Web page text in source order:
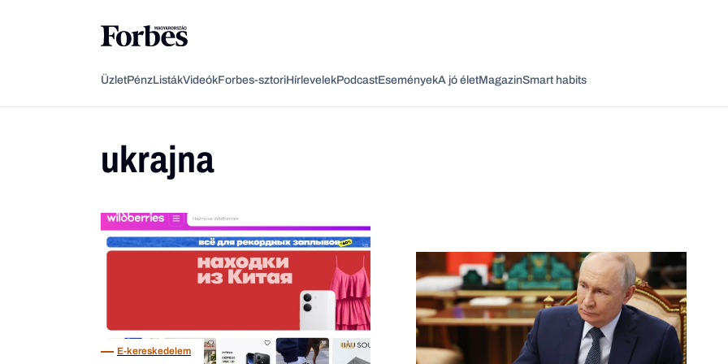
Vagy fedezze fel a következő témákat
Üzlet Pénz Zöld Legyél jobb!
ÜzletPénzListákVideókForbes-sztoriHírlevelekPodcastEseményekA jó életMagazinSmart habits
ukrajna
E-kereskedelem